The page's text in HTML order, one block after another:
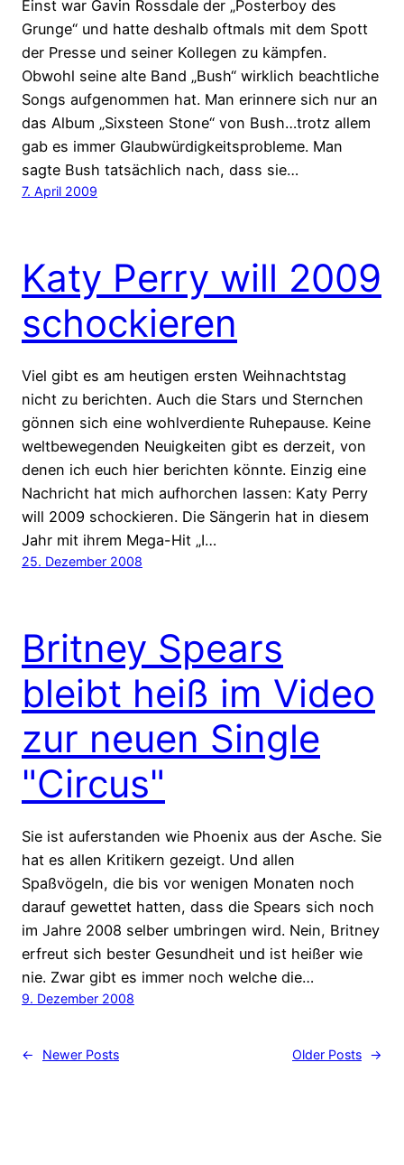
Einst war Gavin Rossdale der „Posterboy des
Grunge“ und hatte deshalb oftmals mit dem Spott
der Presse und seiner Kollegen zu kämpfen.
Obwohl seine alte Band „Bush“ wirklich beachtliche
Songs aufgenommen hat. Man erinnere sich nur an
das Album „Sixsteen Stone“ von Bush…trotz allem
gab es immer Glaubwürdigkeitsprobleme. Man
sagte Bush tatsächlich nach, dass sie…
7. April 2009
Katy Perry will 2009
schockieren
Viel gibt es am heutigen ersten Weihnachtstag
nicht zu berichten. Auch die Stars und Sternchen
gönnen sich eine wohlverdiente Ruhepause. Keine
weltbewegenden Neuigkeiten gibt es derzeit, von
denen ich euch hier berichten könnte. Einzig eine
Nachricht hat mich aufhorchen lassen: Katy Perry
will 2009 schockieren. Die Sängerin hat in diesem
Jahr mit ihrem Mega-Hit „I…
25. Dezember 2008
Britney Spears
bleibt heiß im Video
zur neuen Single
"Circus"
Sie ist auferstanden wie Phoenix aus der Asche. Sie
hat es allen Kritikern gezeigt. Und allen
Spaßvögeln, die bis vor wenigen Monaten noch
darauf gewettet hatten, dass die Spears sich noch
im Jahre 2008 selber umbringen wird. Nein, Britney
erfreut sich bester Gesundheit und ist heißer wie
nie. Zwar gibt es immer noch welche die…
9. Dezember 2008
← Newer Posts Older Posts →